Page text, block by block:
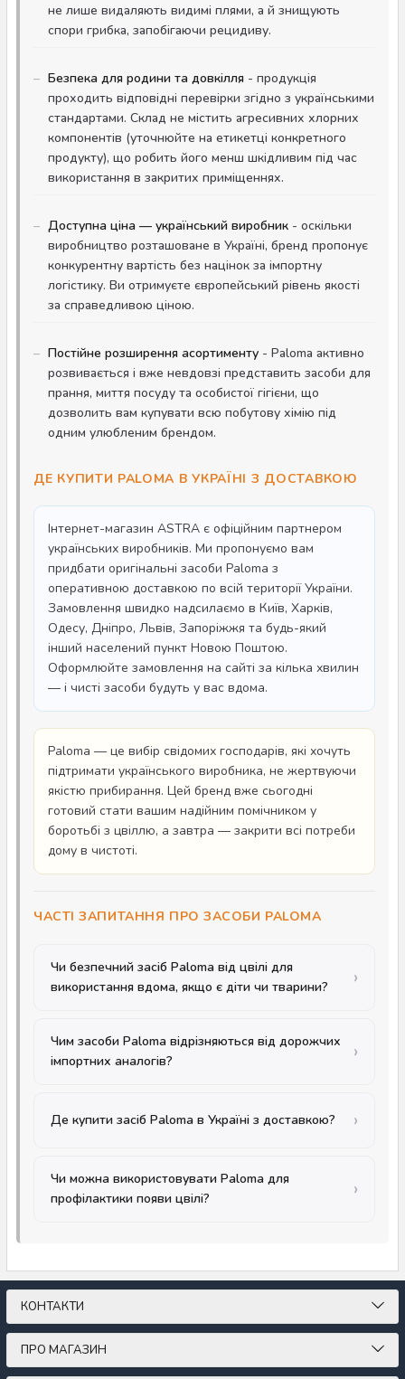
не лише видаляють видимі плями, а й знищують
спори грибка, запобігаючи рецидиву.
Безпека для родини та довкілля - продукція
проходить відповідні перевірки згідно з українськими
стандартами. Склад не містить агресивних хлорних
компонентів (уточнюйте на етикетці конкретного
продукту), що робить його менш шкідливим під час
використання в закритих приміщеннях.
Доступна ціна — український виробник - оскільки
виробництво розташоване в Україні, бренд пропонує
конкурентну вартість без націнок за імпортну
логістику. Ви отримуєте європейський рівень якості
за справедливою ціною.
Постійне розширення асортименту - Paloma активно
розвивається і вже невдовзі представить засоби для
прання, миття посуду та особистої гігієни, що
дозволить вам купувати всю побутову хімію під
одним улюбленим брендом.
ДЕ КУПИТИ PALOMA В УКРАЇНІ З ДОСТАВКОЮ
Інтернет-магазин ASTRA є офіційним партнером
українських виробників. Ми пропонуємо вам
придбати оригінальні засоби Paloma з
оперативною доставкою по всій території України.
Замовлення швидко надсилаємо в Київ, Харків,
Одесу, Дніпро, Львів, Запоріжжя та будь-який
інший населений пункт Новою Поштою.
Оформлюйте замовлення на сайті за кілька хвилин
— і чисті засоби будуть у вас вдома.
Paloma — це вибір свідомих господарів, які хочуть
підтримати українського виробника, не жертвуючи
якістю прибирання. Цей бренд вже сьогодні
готовий стати вашим надійним помічником у
боротьбі з цвіллю, а завтра — закрити всі потреби
дому в чистоті.
ЧАСТІ ЗАПИТАННЯ ПРО ЗАСОБИ PALOMA
Чи безпечний засіб Paloma від цвілі для
використання вдома, якщо є діти чи тварини?
Чим засоби Paloma відрізняються від дорожчих
імпортних аналогів?
Де купити засіб Paloma в Україні з доставкою?
Чи можна використовувати Paloma для
профілактики появи цвілі?
КОНТАКТИ
ПРО МАГАЗИН